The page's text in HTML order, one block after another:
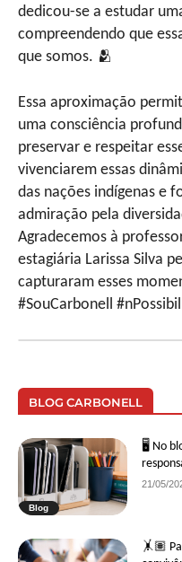
dedicou-se a estudar
compreendendo que
que somos. 🫂
Essa aproximação
uma consciência
preservar e respeitar
vivenciarem essas
das nações indígenas e
admiração pela
Agradecemos à
estagiária Larissa Silva
capturaram esses
#SouCarbonell
BLOG CARBONELL
Blog
🖥 No
21/05/
🤸🏽